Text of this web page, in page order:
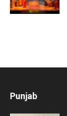
Punjab